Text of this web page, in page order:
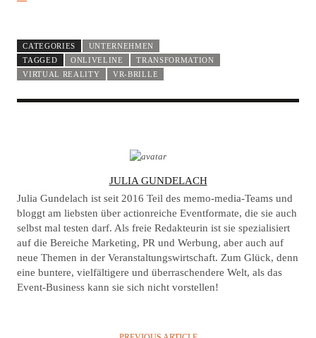
CATEGORIES
UNTERNEHMEN
TAGGED
ONLIVELINE
TRANSFORMATION
VIRTUAL REALITY
VR-BRILLE
U
T
H
O
R
JULIA GUNDELACH
Julia Gundelach ist seit 2016 Teil des memo-media-Teams und
bloggt am liebsten über actionreiche Eventformate, die sie auch
selbst mal testen darf. Als freie Redakteurin ist sie spezialisiert
auf die Bereiche Marketing, PR und Werbung, aber auch auf
neue Themen in der Veranstaltungswirtschaft. Zum Glück, denn
eine buntere, vielfältigere und überraschendere Welt, als das
Event-Business kann sie sich nicht vorstellen!